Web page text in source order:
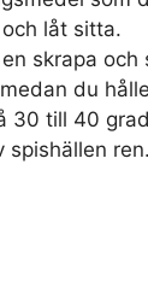
låt sitta.
skrapa och
du
30 till 40
spishällen ren.